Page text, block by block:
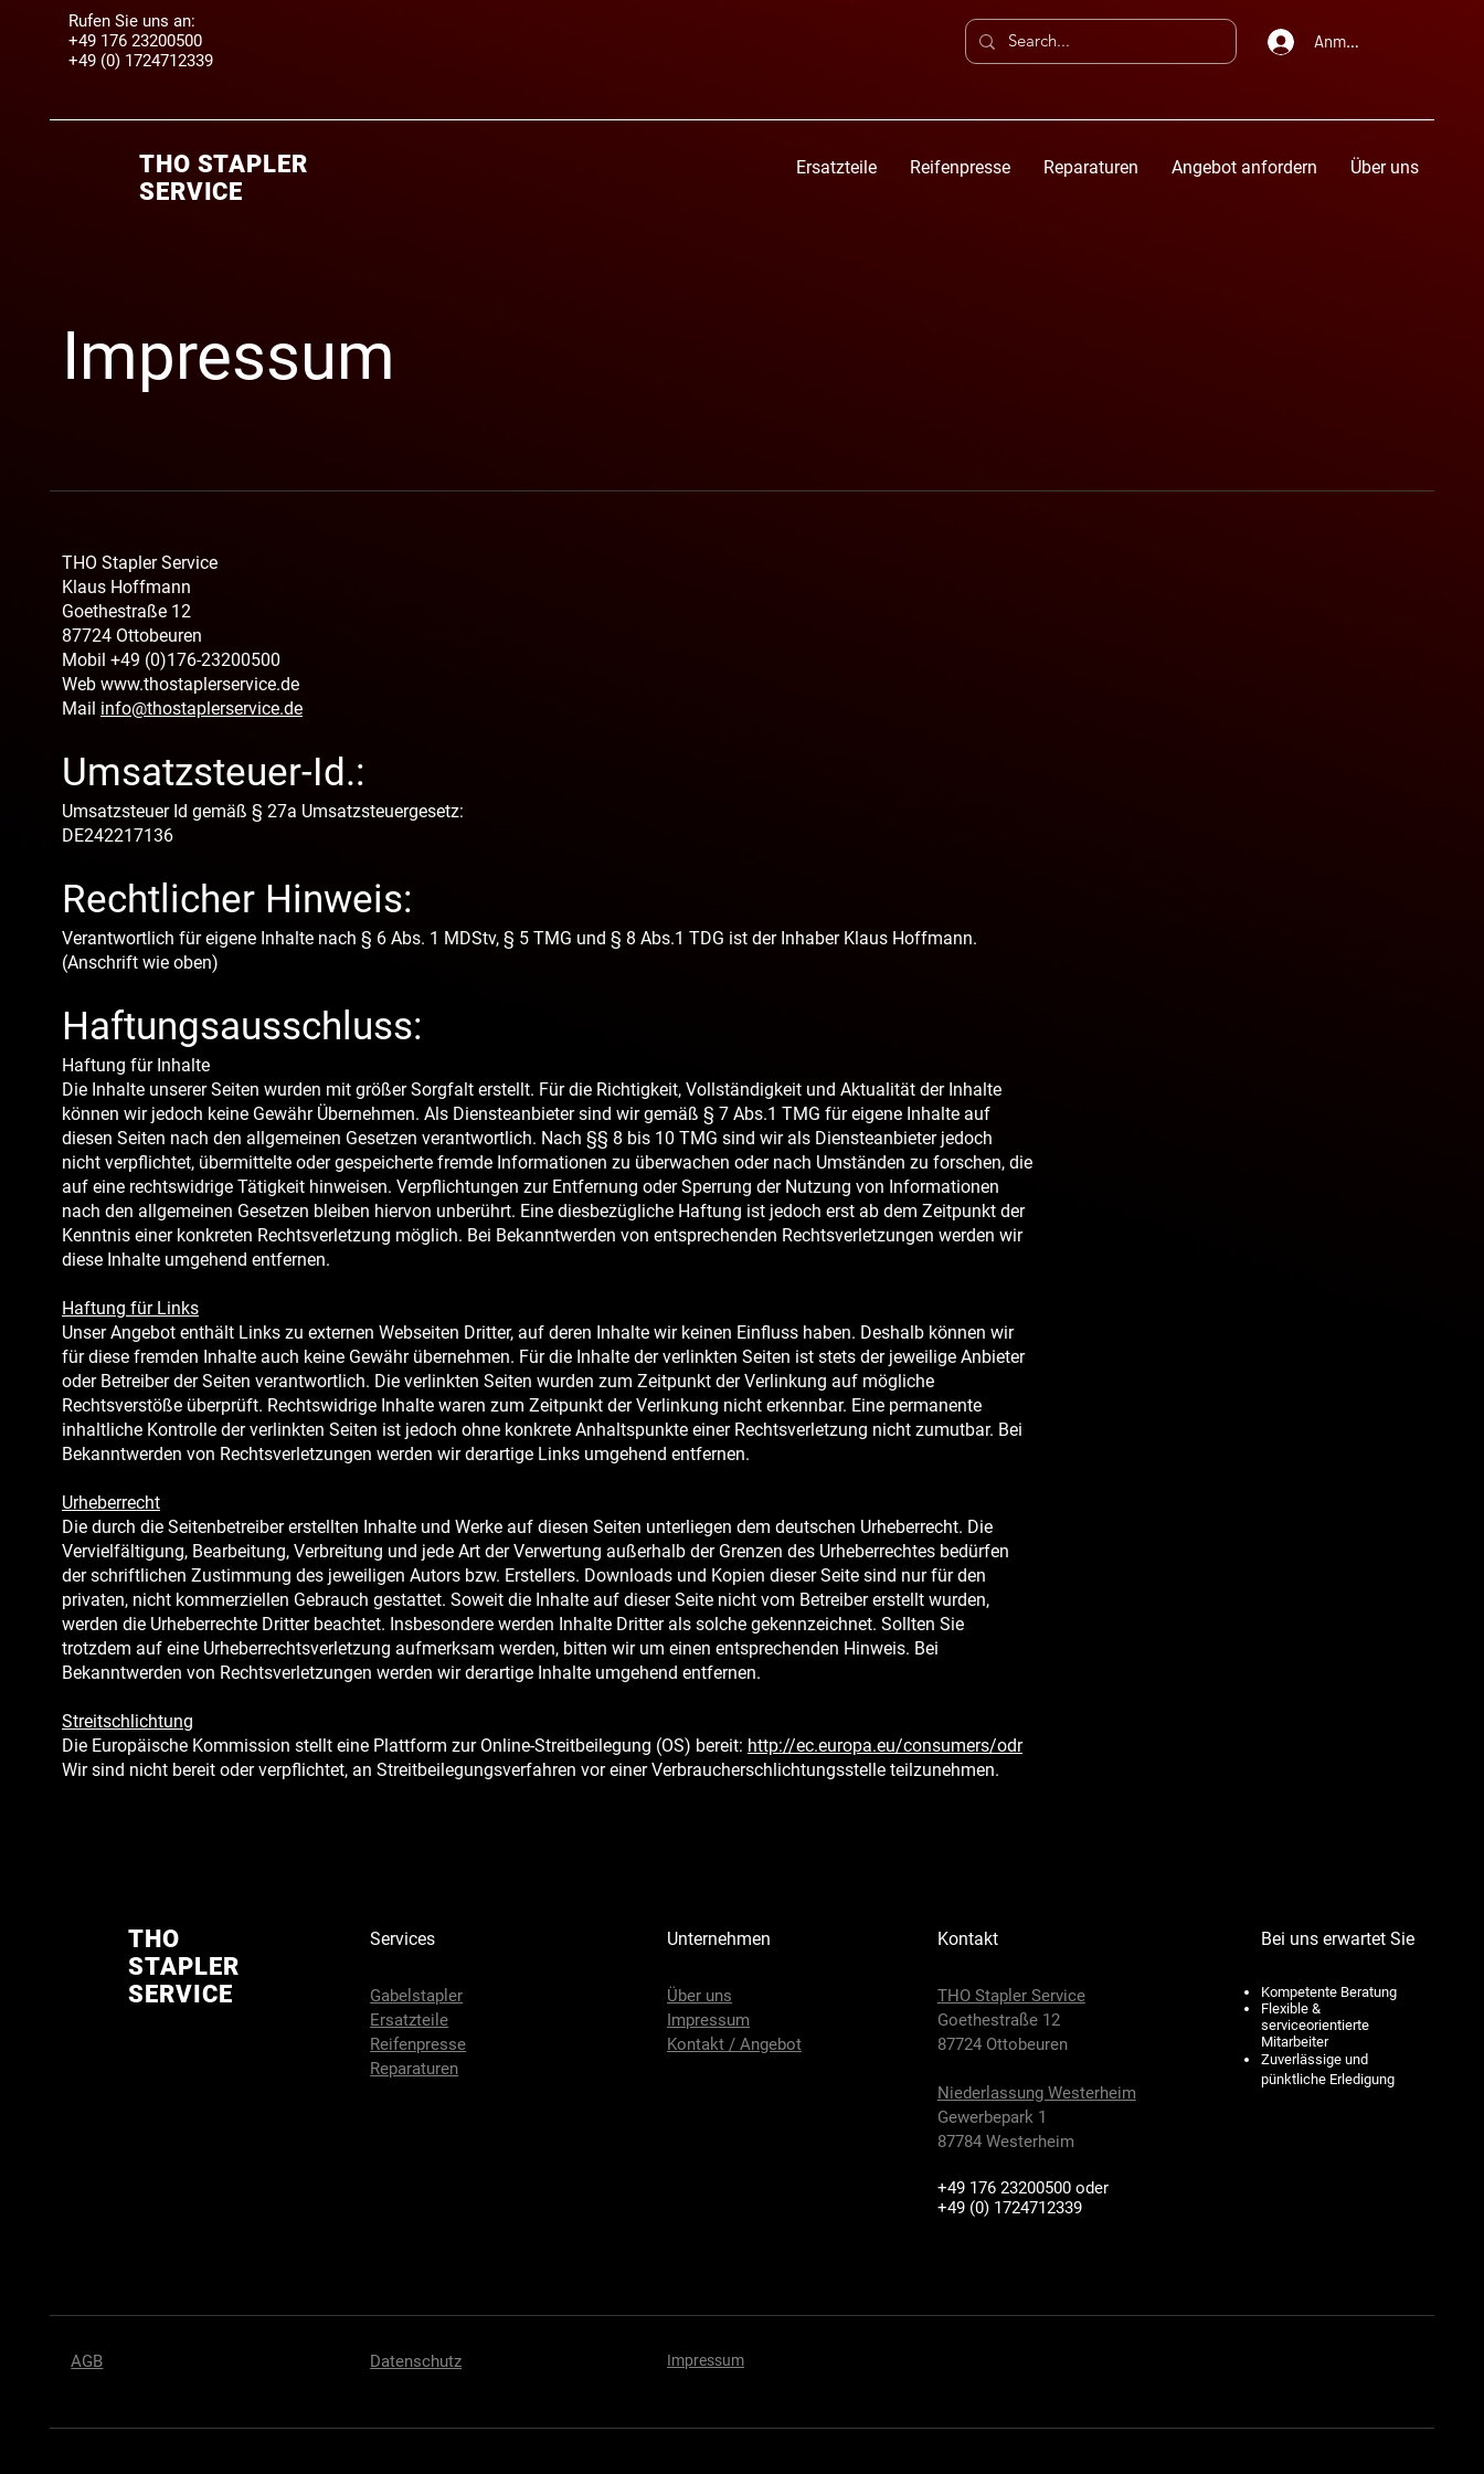
Rufen Sie uns an:
+49 176 23200500
+49 (0) 1724712339
Anmelden
THO STAPLER
SERVICE
Ersatzteile Reifenpresse Reparaturen Angebot anfordern Über uns
Impressum
THO Stapler Service
Klaus Hoffmann
Goethestraße 12
87724 Ottobeuren
Mobil +49 (0)176-23200500
Web www.thostaplerservice.de
Mail info@thostaplerservice.de
Umsatzsteuer-Id.:
Umsatzsteuer Id gemäß § 27a Umsatzsteuergesetz:
DE242217136
Rechtlicher Hinweis:
Verantwortlich für eigene Inhalte nach § 6 Abs. 1 MDStv, § 5 TMG und § 8 Abs.1 TDG ist der Inhaber Klaus Hoffmann.
(Anschrift wie oben)
Haftungsausschluss:
Haftung für Inhalte
Die Inhalte unserer Seiten wurden mit größer Sorgfalt erstellt. Für die Richtigkeit, Vollständigkeit und Aktualität der Inhalte
können wir jedoch keine Gewähr Übernehmen. Als Diensteanbieter sind wir gemäß § 7 Abs.1 TMG für eigene Inhalte auf
diesen Seiten nach den allgemeinen Gesetzen verantwortlich. Nach §§ 8 bis 10 TMG sind wir als Diensteanbieter jedoch
nicht verpflichtet, übermittelte oder gespeicherte fremde Informationen zu überwachen oder nach Umständen zu forschen, die
auf eine rechtswidrige Tätigkeit hinweisen. Verpflichtungen zur Entfernung oder Sperrung der Nutzung von Informationen
nach den allgemeinen Gesetzen bleiben hiervon unberührt. Eine diesbezügliche Haftung ist jedoch erst ab dem Zeitpunkt der
Kenntnis einer konkreten Rechtsverletzung möglich. Bei Bekanntwerden von entsprechenden Rechtsverletzungen werden wir
diese Inhalte umgehend entfernen.
Haftung für Links
Unser Angebot enthält Links zu externen Webseiten Dritter, auf deren Inhalte wir keinen Einfluss haben. Deshalb können wir
für diese fremden Inhalte auch keine Gewähr übernehmen. Für die Inhalte der verlinkten Seiten ist stets der jeweilige Anbieter
oder Betreiber der Seiten verantwortlich. Die verlinkten Seiten wurden zum Zeitpunkt der Verlinkung auf mögliche
Rechtsverstöße überprüft. Rechtswidrige Inhalte waren zum Zeitpunkt der Verlinkung nicht erkennbar. Eine permanente
inhaltliche Kontrolle der verlinkten Seiten ist jedoch ohne konkrete Anhaltspunkte einer Rechtsverletzung nicht zumutbar. Bei
Bekanntwerden von Rechtsverletzungen werden wir derartige Links umgehend entfernen.
Urheberrecht
Die durch die Seitenbetreiber erstellten Inhalte und Werke auf diesen Seiten unterliegen dem deutschen Urheberrecht. Die
Vervielfältigung, Bearbeitung, Verbreitung und jede Art der Verwertung außerhalb der Grenzen des Urheberrechtes bedürfen
der schriftlichen Zustimmung des jeweiligen Autors bzw. Erstellers. Downloads und Kopien dieser Seite sind nur für den
privaten, nicht kommerziellen Gebrauch gestattet. Soweit die Inhalte auf dieser Seite nicht vom Betreiber erstellt wurden,
werden die Urheberrechte Dritter beachtet. Insbesondere werden Inhalte Dritter als solche gekennzeichnet. Sollten Sie
trotzdem auf eine Urheberrechtsverletzung aufmerksam werden, bitten wir um einen entsprechenden Hinweis. Bei
Bekanntwerden von Rechtsverletzungen werden wir derartige Inhalte umgehend entfernen.
Streitschlichtung
Die Europäische Kommission stellt eine Plattform zur Online-Streitbeilegung (OS) bereit: http://ec.europa.eu/consumers/odr
Wir sind nicht bereit oder verpflichtet, an Streitbeilegungsverfahren vor einer Verbraucherschlichtungsstelle teilzunehmen.
THO
STAPLER
SERVICE
Services
Gabelstapler
Ersatzteile
Reifenpresse
Reparaturen
Unternehmen
Über uns
Impressum
Kontakt / Angebot
Kontakt
THO Stapler Service
Goethestraße 12
87724 Ottobeuren
Niederlassung Westerheim
Gewerbepark 1
87784 Westerheim
+49 176 23200500 oder
+49 (0) 1724712339
Bei uns erwartet Sie
Kompetente Beratung
Flexible &
serviceorientierte
Mitarbeiter
Zuverlässige und
pünktliche Erledigung
AGB Datenschutz Impressum